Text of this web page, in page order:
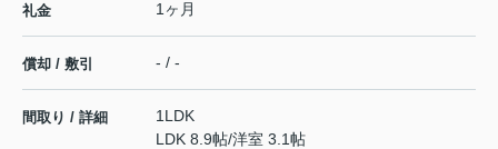
礼金 1ヶ月
償却 / 敷引 - / -
間取り / 詳細
1LDK
LDK 8.9帖/洋室 3.1帖